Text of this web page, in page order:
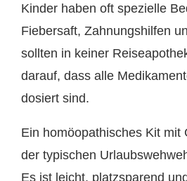
Kinder haben oft spezielle
Fiebersaft, Zahnungshilfen
sollten in keiner
darauf, dass alle
dosiert sind.
Ein homöopathisches Kit mit
der typischen
Es ist leicht, platzsparend